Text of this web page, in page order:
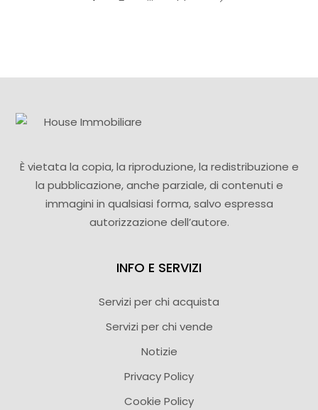
È vietata la copia, la riproduzione, la redistribuzione e
la pubblicazione, anche parziale, di contenuti e
immagini in qualsiasi forma, salvo espressa
autorizzazione dell’autore.
INFO E SERVIZI
Servizi per chi acquista
Servizi per chi vende
Notizie
Privacy Policy
Cookie Policy